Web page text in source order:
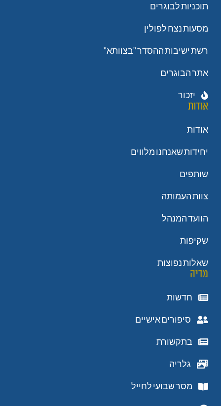
תוכניות לבוגרים
מסעות נצח לפולין
רשת ישיבות ההסדר "בצוותא"
אתר הבוגרים
יזכור
אודות
אודות
יחידות שאנחנו מלווים
שותפים
צוות העמותה
הוועד המנהל
שקיפות
שאלות נפוצות
מדיה
חדשות
סיפורים אישיים
בתקשורת
גלריה
מסר שבועי לחייל